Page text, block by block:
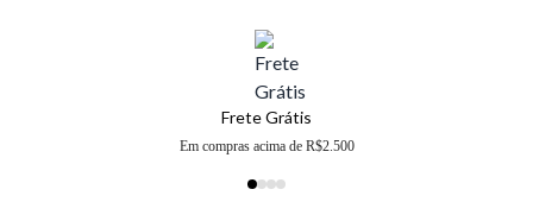
Frete Grátis
Em compras acima de R$2.500